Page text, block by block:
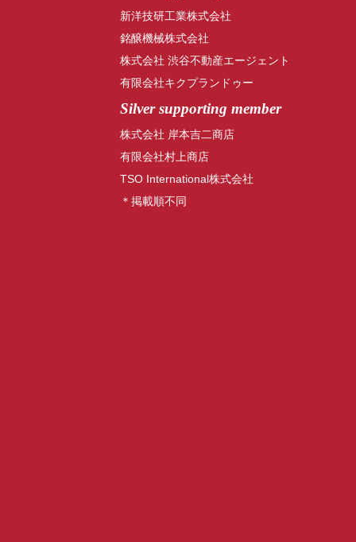
新洋技研工業株式会社
銘醸機械株式会社
株式会社 渋谷不動産エージェント
有限会社キクプランドゥー
Silver supporting member
株式会社 岸本吉二商店
有限会社村上商店
TSO International株式会社
＊掲載順不同